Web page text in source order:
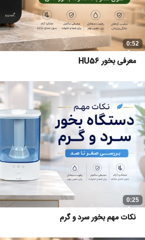
0:52
معرفی بخور HU56
0:25
نکات مهم بخور سرد و گرم